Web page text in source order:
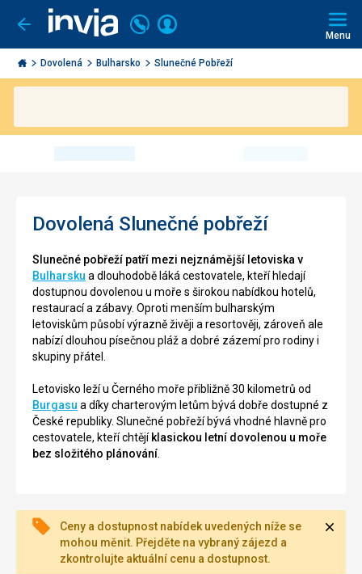
Jít
zpět
Invia.cz
Volejte
226
000
290
Přihlásit
Menu
Dovolená Bulharsko Slunečné Pobřeží
Dovolená Slunečné pobřeží
Slunečné pobřeží patří mezi nejznámější letoviska v
Bulharsku a dlouhodobě láká cestovatele, kteří hledají
dostupnou dovolenou u moře s širokou nabídkou hotelů,
restaurací a zábavy. Oproti menším bulharským
letoviskům působí výrazně živěji a resortověji, zároveň ale
nabízí dlouhou písečnou pláž a dobré zázemí pro rodiny i
skupiny přátel.
Letovisko leží u Černého moře přibližně 30 kilometrů od
Burgasu a díky charterovým letům bývá dobře dostupné z
České republiky. Slunečné pobřeží bývá vhodné hlavně pro
cestovatele, kteří chtějí klasickou letní dovolenou u moře
bez složitého plánování
Ceny a dostupnost nabídek uvedených níže se
mohou měnit. Přejděte na vybraný zájezd a
zkontrolujte aktuální cenu a dostupnost.